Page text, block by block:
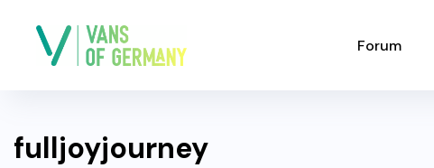
Forum
fulljoyjourney